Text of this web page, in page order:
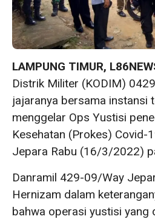
LAMPUNG TIMUR,
Distrik Militer (KODIM)
jajaranya bersama instansi
menggelar Ops Yustisi
Kesehatan (Prokes) Covid-
Jepara Rabu (16/3/2022)
Danramil 429-09/Way
Hernizam dalam
bahwa operasi yustisi yang